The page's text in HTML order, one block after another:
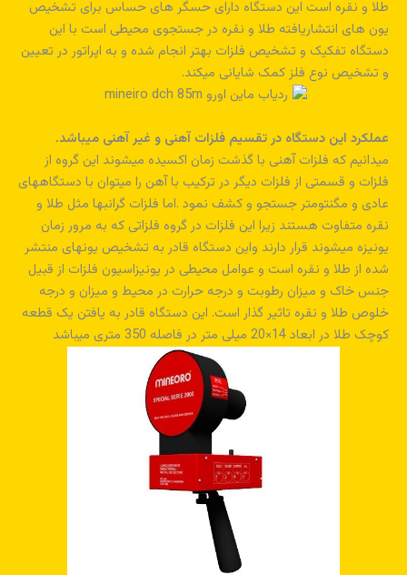
طلا و نقره است این دستگاه دارای حسگر های حساس برای تشخیص
یون های انتشاریافته طلا و نقره در جستجوی محیطی است با این
دستگاه تفکیک و تشخیص فلزات بهتر انجام شده و به اپراتور در تعیین
و تشخیص نوع فلز کمک شایانی میکند.
عملکرد این دستگاه در تقسیم فلزات آهنی و غیر آهنی میباشد.
میدانیم که فلزات آهنی با گذشت زمان اکسیده میشوند این گروه از
فلزات و قسمتی از فلزات دیگر در ترکیب با آهن را میتوان با دستگاههای
عادی و مگنتومتر جستجو و کشف نمود .اما فلزات گرانبها مثل طلا و
نقره متفاوت هستند زیرا این فلزات در گروه فلزاتی که به مرور زمان
یونیزه میشوند قرار دارند واین دستگاه قادر به تشخیص یونهای منتشر
شده از طلا و نقره است و عوامل محیطی در یونیزاسیون فلزات از قبیل
جنس خاک و میزان رطوبت و درجه حرارت در محیط و میزان و درجه
خلوص طلا و نقره تاثیر گذار است. این دستگاه قادر به یافتن یک قطعه
کوچک طلا در ابعاد 14×20 میلی متر در فاصله 350 متری میباشد